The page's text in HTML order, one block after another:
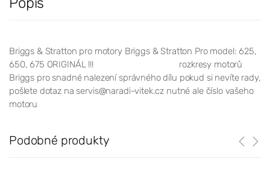
Briggs & Stratton pro motory Briggs & Stratton Pro model: 625,
650, 675 ORIGINÁL !!! rozkresy motorů
Briggs pro snadné nalezení správného dílu pokud si nevíte rady,
pošlete dotaz na servis@naradi-vitek.cz nutné ale číslo vašeho
motoru
Podobné produkty